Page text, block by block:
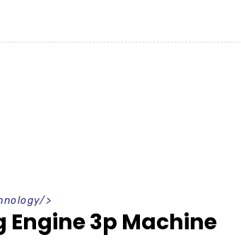
/>
Engine 3p Machine